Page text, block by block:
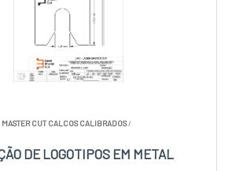
MASTER CUT CALCOS CALIBRADOS/
DE LOGOTIPOS EM METAL